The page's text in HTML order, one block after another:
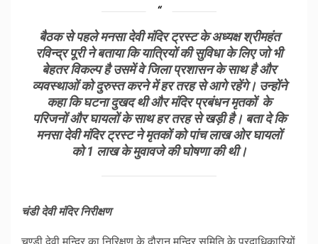
बैठक से पहले मनसा देवी मंदिर ट्रस्ट के अध्यक्ष श्रीमहंत
रविन्द्र पूरी ने बताया कि यात्रियों की सुविधा के लिए जो भी
बेहतर विकल्प है उसमें वे जिला प्रशासन के साथ है और
व्यवस्थाओं को दुरुस्त करने में हर तरह से आगे रहेंगे। उन्होंने
कहा कि घटना दुखद थी और मंदिर प्रबंधन मृतकों के
परिजनों और घायलों के साथ हर तरह से खड़ी है। बता दे कि
मनसा देवी मंदिर ट्रस्ट ने मृतकों को पांच लाख ओर घायलों
को 1 लाख के मुवावजे की घोषणा की थी।
चंडी देवी मंदिर निरीक्षण